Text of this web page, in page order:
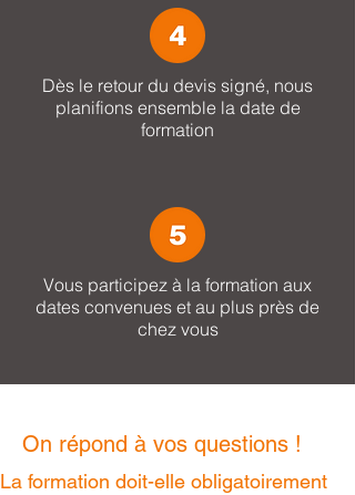
Dès le retour du devis signé, nous
planifions ensemble la date de
formation
Vous participez à la formation aux
dates convenues et au plus près de
chez vous
On répond à vos questions !
La formation doit-elle obligatoirement